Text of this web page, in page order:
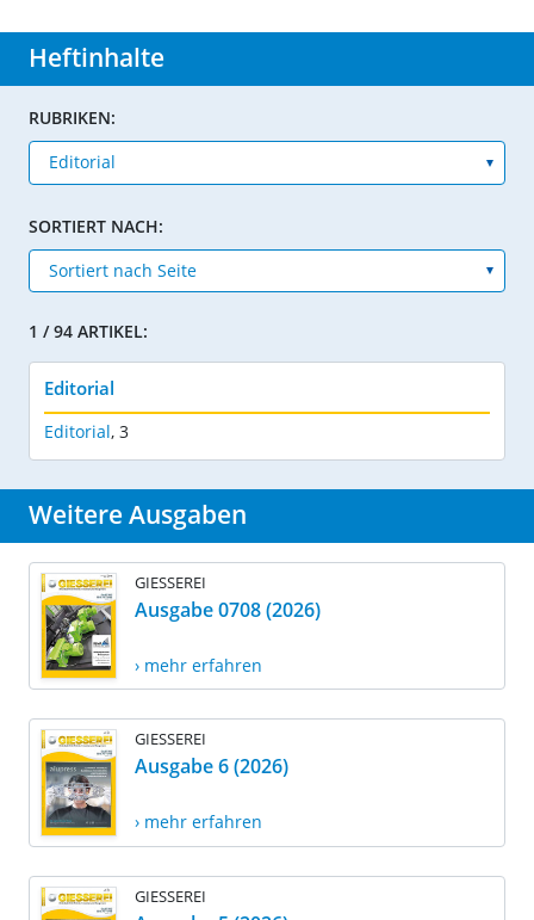
Heftinhalte
RUBRIKEN:
SORTIERT NACH:
1 / 94 ARTIKEL:
Editorial
Editorial, 3
Weitere Ausgaben
GIESSEREI
Ausgabe 0708 (2026)
› mehr erfahren
GIESSEREI
Ausgabe 6 (2026)
› mehr erfahren
GIESSEREI